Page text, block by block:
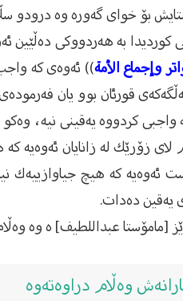
بۆ خواى گەورە وە درودو
كوردیدا بە هەردووكى
وإجماع الأمة)) ئەوەى كە
قورئان بوو یان
واجبى كردووە یەقینى نیە،
لاى زۆرێك لە زانایان
ئەوەیە كە هیچ جیاوازییەك
یەقین دەدات.
[مامۆستا عبداللطيف] ە وە
وەڵام دراوەتەوە